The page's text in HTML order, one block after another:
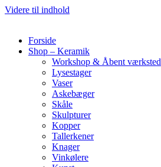
Videre til indhold
Forside
Shop – Keramik
Workshop & Åbent værksted
Lysestager
Vaser
Askebæger
Skåle
Skulpturer
Kopper
Tallerkener
Knager
Vinkølere